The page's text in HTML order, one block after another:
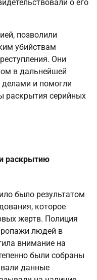
о его
позволили
убийствам
Они
в дальнейшей
и помогли
раскрытия серийных
раскрытию
было результатом
которое
жертв. Полиция
людей в
внимание на
были собраны
данные